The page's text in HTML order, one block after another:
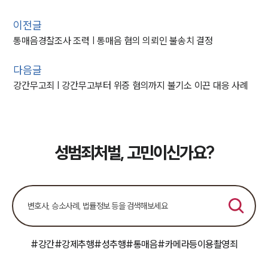
이전글
통매음경찰조사 조력 | 통매음 혐의 의뢰인 불송치 결정
다음글
강간무고죄 | 강간무고부터 위증 혐의까지 불기소 이끈 대응 사례
성범죄처벌, 고민이신가요?
#강간#강제추행#성추행#통매음#카메라등이용촬영죄